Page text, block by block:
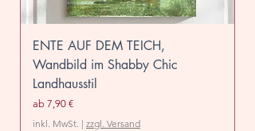
ENTE AUF DEM TEICH,
Wandbild im Shabby Chic
Landhausstil
ab 7,90 €
Sale-Preis
inkl. MwSt. | zzgl. Versand